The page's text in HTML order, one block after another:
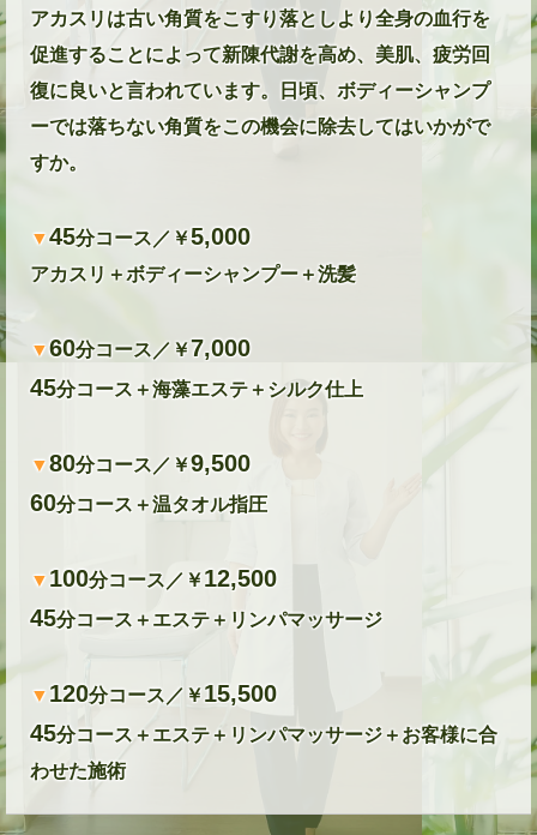
アカスリは古い角質をこすり落としより全身の血行を
促進することによって新陳代謝を高め、美肌、疲労回
復に良いと言われています。日頃、ボディーシャンプ
ーでは落ちない角質をこの機会に除去してはいかがで
すか。
▼45分コース／￥5,000
アカスリ＋ボディーシャンプー＋洗髪
▼60分コース／￥7,000
45分コース＋海藻エステ＋シルク仕上
▼80分コース／￥9,500
60分コース＋温タオル指圧
▼ 100分コース／￥12,500
45分コース＋エステ＋リンパマッサージ
▼ 120分コース／￥15,500
45分コース＋エステ＋リンパマッサージ＋お客様に合
わせた施術